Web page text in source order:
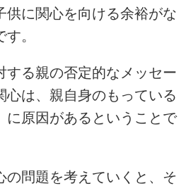
供に関心を向ける余裕がな
。
る親の否定的なメッセー
心は、親自身のもっている
に原因があるということで
問題を考えていくと、そ